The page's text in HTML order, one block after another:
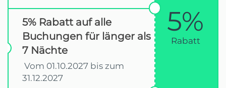
5% Rabatt auf alle
Buchungen für länger als
7 Nächte
Vom 01.10.2027 bis zum
31.12.2027
5%
Rabatt